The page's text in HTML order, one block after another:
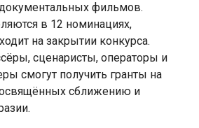
фильмов.
в 12 номинациях,
на закрытии конкурса.
сценаристы, операторы и
смогут получить гранты на
сближению и